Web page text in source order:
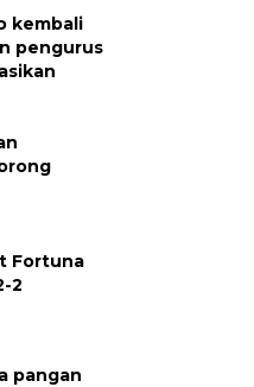
kembali
pengurus
Fortuna
2
pangan